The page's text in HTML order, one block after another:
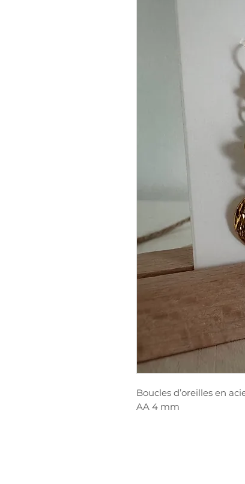
Boucles d’oreilles en
AA 4 mm